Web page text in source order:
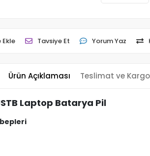
Ekle Tavsiye Et Yorum Yaz
Ürün Açıklaması Teslimat ve Kargo
Laptop Batarya Pil